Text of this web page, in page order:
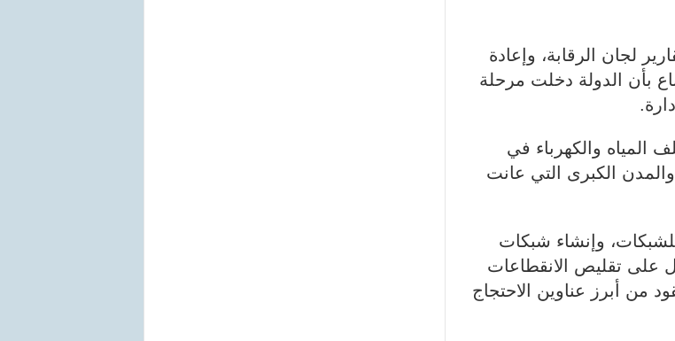
لجان الرقابة، وإعادة
بأن الدولة دخلت مرحلة
المياه والكهرباء في
الكبرى التي عانت
وإنشاء شبكات
على تقليص الانقطاعات
من أبرز عناوين الاحتجاج